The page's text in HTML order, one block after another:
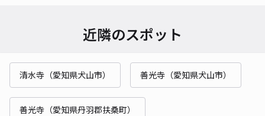
近隣のスポット
清水寺（愛知県犬山市） 善光寺（愛知県犬山市）
善光寺（愛知県丹羽郡扶桑町）